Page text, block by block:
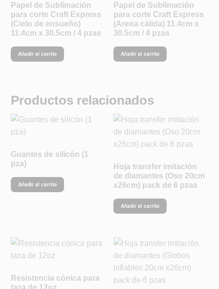
Papel de Sublimación
para corte Craft Express
(Cielo de ensueño)
11.4cm x 30.5cm / 4 pzas
Añadir al carrito
Papel de Sublimación
para corte Craft Express
(Arena cálida) 11.4cm x
30.5cm / 4 pzas
Añadir al carrito
Productos relacionados
Guantes de silicón (1
pza)
Añadir al carrito
Hoja transfer imitación
de diamantes (Oso 20cm
x26cm) pack de 6 pzas
Añadir al carrito
Resistencia cónica para
taza de 12oz